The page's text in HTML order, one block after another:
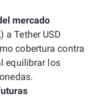
mercado
a Tether USD
cobertura contra
equilibrar los